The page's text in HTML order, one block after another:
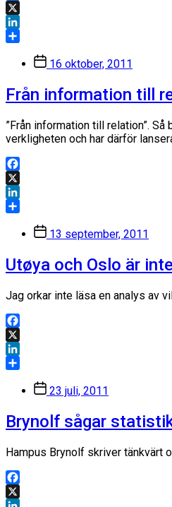
Facebook
X
LinkedIn
Inläggsdatum
16 oktober, 2011
Från information till
”Från information till relation”.
verkligheten och har därför
Facebook
X
LinkedIn
Inläggsdatum
13 september, 2011
Utøya och Oslo är
Jag orkar inte läsa en analys av
Facebook
X
LinkedIn
Inläggsdatum
23 juli, 2011
Brynolf sågar
Hampus Brynolf skriver tänkvärt
Facebook